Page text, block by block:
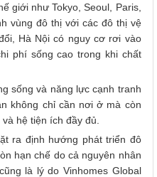
giới như Tokyo, Seoul, Paris,
vùng đô thị với các đô thị vệ
Hà Nội có nguy cơ rơi vào
phí sống cao trong khi chất
sống và năng lực cạnh tranh
không chỉ cần nơi ở mà còn
hệ tiện ích đầy đủ.
ra định hướng phát triển đô
hạn chế do cả nguyên nhân
là lý do Vinhomes Global